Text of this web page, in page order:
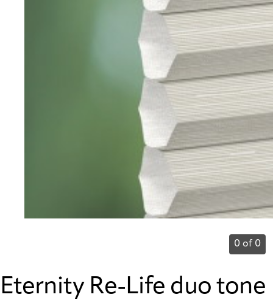
0 of 0
Eternity Re-Life duo tone